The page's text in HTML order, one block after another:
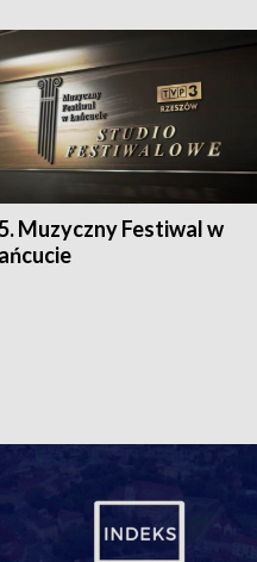
Muzyczny Festiwal w